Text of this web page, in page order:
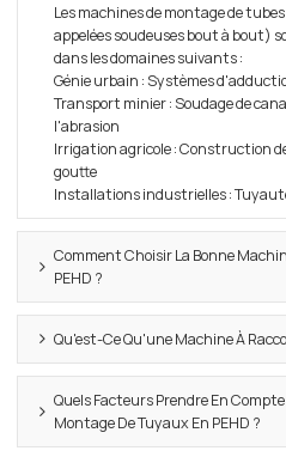
Les machines de montage de
appelées soudeuses bout à bout)
dans les domaines suivants :
Génie urbain : Systèmes
Transport minier : Soudage de
l'abrasion
Irrigation agricole : Construction
goutte
Installations industrielles :
Comment Choisir La Bonne
PEHD ?
Qu'est-Ce Qu'une Machine À
Quels Facteurs Prendre En
Montage De Tuyaux En PEHD ?